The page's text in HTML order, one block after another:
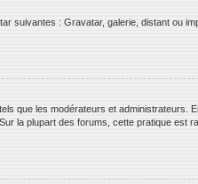
suivantes : Gravatar, galerie, distant ou
que les modérateurs et administrateurs.
la plupart des forums, cette pratique